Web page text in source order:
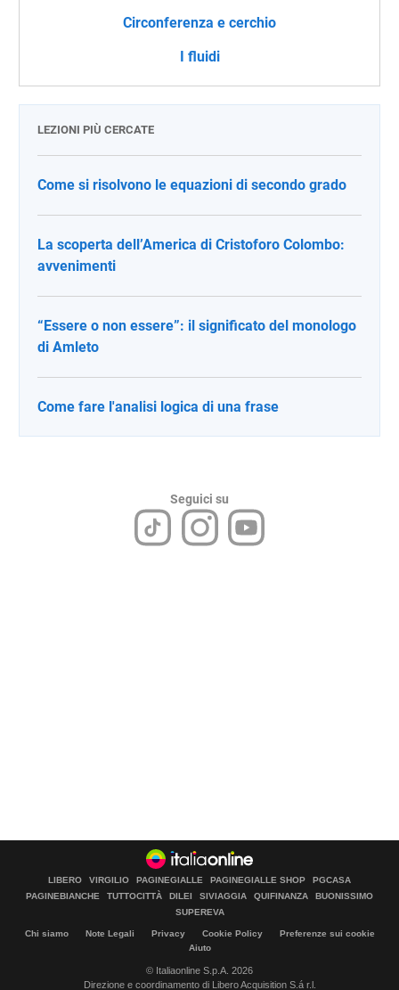
Circonferenza e cerchio
I fluidi
LEZIONI PIÙ CERCATE
Come si risolvono le equazioni di secondo grado
La scoperta dell’America di Cristoforo Colombo:
avvenimenti
“Essere o non essere”: il significato del monologo
di Amleto
Come fare l'analisi logica di una frase
Seguici su
LIBERO VIRGILIO PAGINEGIALLE PAGINEGIALLE SHOP
PGCASA
PAGINEBIANCHE
TUTTOCITTÀ DILEI SIVIAGGIA QUIFINANZA
BUONISSIMO
SUPEREVA
Chi siamo Note Legali Privacy Cookie Policy
Preferenze sui cookie
Aiuto
© Italiaonline S.p.A. 2026
Direzione e coordinamento di Libero Acquisition S.á r.l.